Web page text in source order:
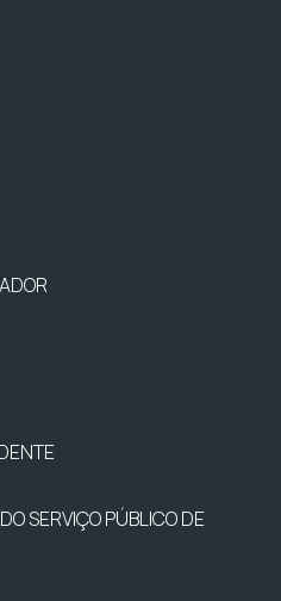
SERVIÇO PÚBLICO DE